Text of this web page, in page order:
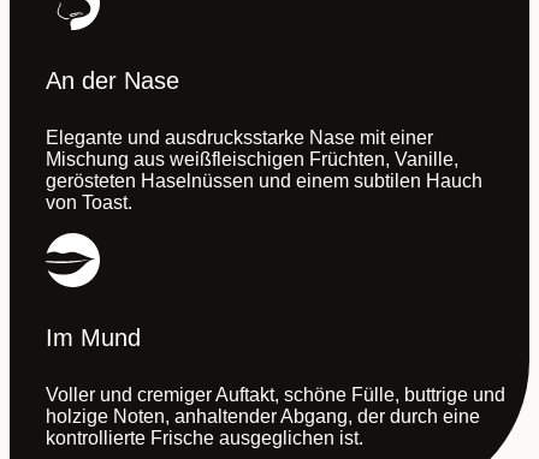
An der Nase
Elegante und ausdrucksstarke Nase mit einer
Mischung aus weißfleischigen Früchten, Vanille,
gerösteten Haselnüssen und einem subtilen Hauch
von Toast.
Im Mund
Voller und cremiger Auftakt, schöne Fülle, buttrige und
holzige Noten, anhaltender Abgang, der durch eine
kontrollierte Frische ausgeglichen ist.